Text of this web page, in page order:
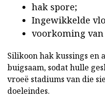
hak spore;
Ingewikkelde
voorkoming
Silikoon hak kussings en
buigsaam, sodat hulle
vroeë stadiums van die
doeleindes.